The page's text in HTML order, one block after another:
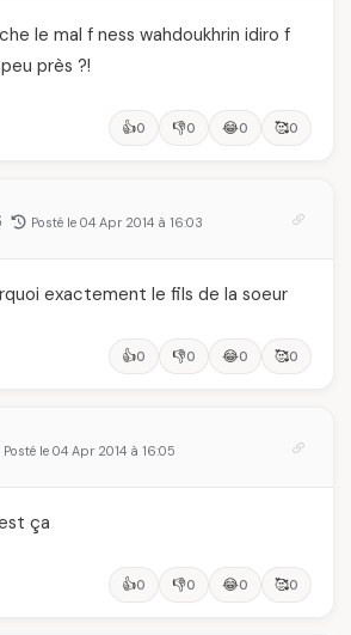
le mal f ness wahdoukhrin idiro f
près ?!
👍0 👎0 😂0 🥰0
Posté le 04 Apr 2014 à 16:03
exactement le fils de la soeur
👍0 👎0 😂0 🥰0
Posté le 04 Apr 2014 à 16:05
ça
👍0 👎0 😂0 🥰0